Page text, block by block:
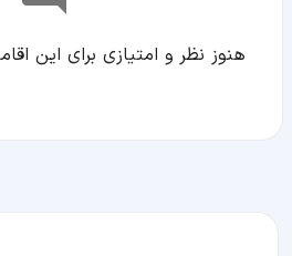
هنوز نظر و امتیازی برای این